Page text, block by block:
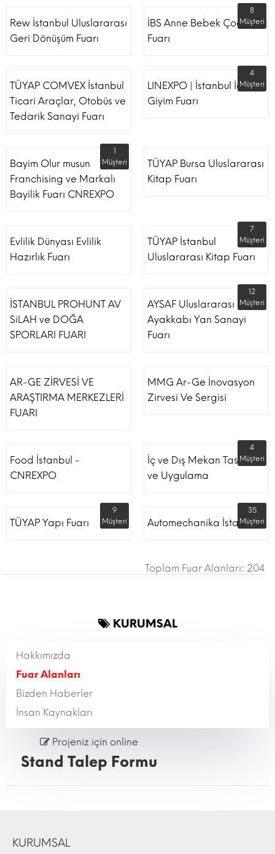
Rew İstanbul Uluslararası
Geri Dönüşüm Fuarı
İBS Anne Bebek Çocuk
Fuarı
8
Müşteri
TÜYAP COMVEX İstanbul
Ticari Araçlar, Otobüs ve
Tedarik Sanayi Fuarı
LINEXPO | İstanbul İç
Giyim Fuarı
4
Müşteri
Bayim Olur musun
Franchising ve Markalı
Bayilik Fuarı CNREXPO
1
Müşteri
TÜYAP Bursa Uluslararası
Kitap Fuarı
Evlilik Dünyası Evlilik
Hazırlık Fuarı
TÜYAP İstanbul
Uluslararası Kitap Fuarı
7
Müşteri
İSTANBUL PROHUNT AV
SiLAH ve DOĞA
SPORLARI FUARI
AYSAF Uluslararası
Ayakkabı Yan Sanayi
Fuarı
12
Müşteri
AR-GE ZİRVESİ VE
ARAŞTIRMA MERKEZLERİ
FUARI
MMG Ar-Ge İnovasyon
Zirvesi Ve Sergisi
Food İstanbul -
CNREXPO
İç ve Dış Mekan Tasarım
ve Uygulama
4
Müşteri
TÜYAP Yapı Fuarı
9
Müşteri
Automechanika İstanbul
35
Müşteri
Toplam Fuar Alanları: 204
KURUMSAL
Hakkımızda
Fuar Alanları
Bizden Haberler
İnsan Kaynakları
Projeniz için online
Stand Talep Formu
KURUMSAL